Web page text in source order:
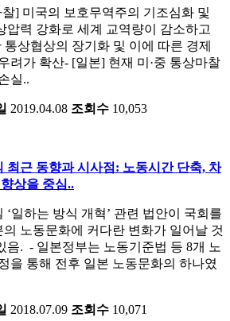
] 미국의 보호무역주의 기조심화 및
압력 강화로 세계 교역량이 감소하고
통상협상의 장기화 및 이에 따른 경제
려가 확산- [일본] 현재 미·중 통상마찰
실..
2019.04.08 조회수 10,053
최근 동향과 시사점: 노동시간 단축, 차
상을 중심..
‘일하는 방식 개혁’ 관련 법안이 국회를
노동문화에 커다란 변화가 일어날 것
음. - 일본정부는 노동기준법 등 8개 노
을 통해 전후 일본 노동문화의 하나였
2018.07.09 조회수 10,071